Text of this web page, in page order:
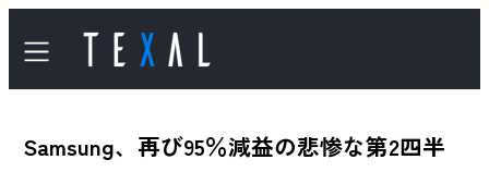
Samsung、再び95％減益の悲惨な第2四半